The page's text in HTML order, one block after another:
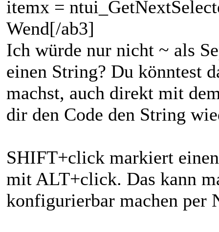
itemx =
Wend[/ab3]
Ich würde nur nicht ~ als
einen String? Du könntest
machst, auch direkt mit
dir den Code den String
SHIFT+click markiert
mit ALT+click. Das kann
konfigurierbar machen per